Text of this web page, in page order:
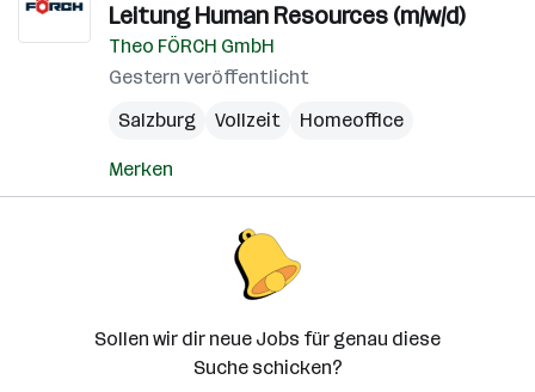
Leitung Human Resources (m/w/d)
Theo FÖRCH GmbH
Gestern veröffentlicht
Salzburg
Vollzeit Homeoffice
Merken
Sollen wir dir neue Jobs für genau diese
Suche schicken?